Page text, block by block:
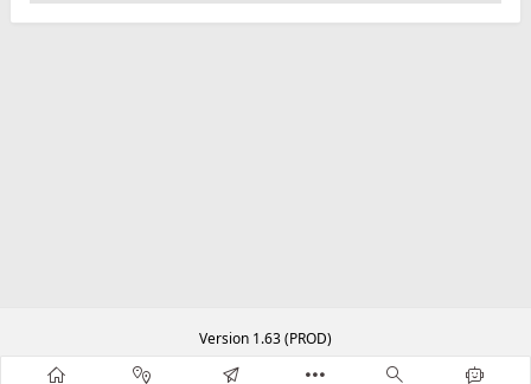
Version 1.63 (PROD)